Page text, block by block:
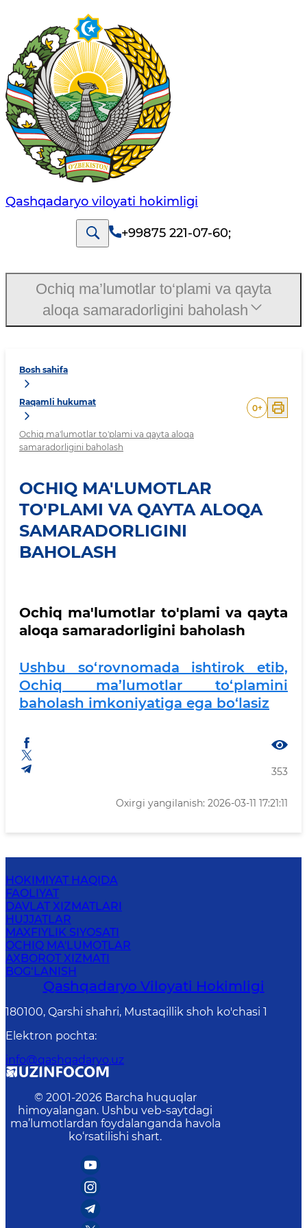
Qashqadaryo viloyati hоkimligi
+99875 221-07-60;
Bosh sahifa
Raqamli hukumat
Ochiq ma'lumotlar to'plami va qayta aloqa
samaradorligini baholash
0+
OCHIQ MA'LUMOTLAR
TO'PLAMI VA QAYTA ALOQA
SAMARADORLIGINI
BAHOLASH
Ochiq ma'lumotlar to'plami va qayta
aloqa samaradorligini baholash
Ushbu so‘rovnomada ishtirok etib,
Ochiq ma’lumotlar to‘plamini
baholash imkoniyatiga ega bo‘lasiz
353
Oxirgi yangilanish: 2026-03-11 17:21:11
Ochiq ma’lumotlar to‘plami va qayta
aloqa samaradorligini baholash
HOKIMIYAT HAQIDA
FAOLIYAT
DAVLAT XIZMATLARI
HUJJATLAR
MAXFIYLIK SIYOSATI
OCHIQ MA'LUMOTLAR
AXBOROT XIZMATI
BOG‘LANISH
Qashqadaryo Viloyati Hоkimligi
180100, Qаrshi shаhri, Mustаqillik shoh ko'chasi 1
Elektron pochta:
info@qashqadaryo.uz
© 2001-2026 Barcha huquqlar
himoyalangan. Ushbu veb-saytdagi
ma’lumotlardan foydalanganda havola
ko‘rsatilishi shart.